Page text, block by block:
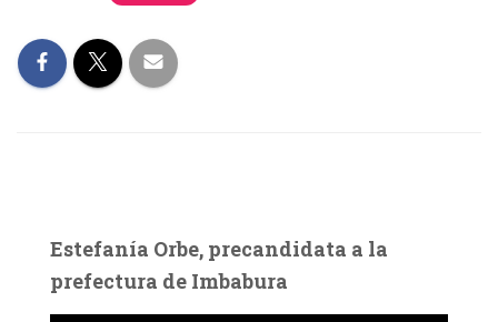
Estefanía Orbe, precandidata a la
prefectura de Imbabura